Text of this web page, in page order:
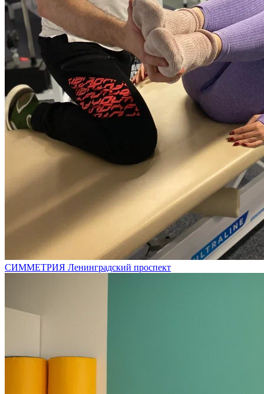
СИММЕТРИЯ Ленинградский проспект